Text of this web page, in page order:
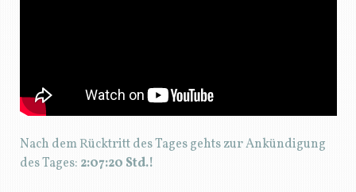
Nach dem Rücktritt des Tages gehts zur Ankündigung
des Tages: 2:07:20 Std.!